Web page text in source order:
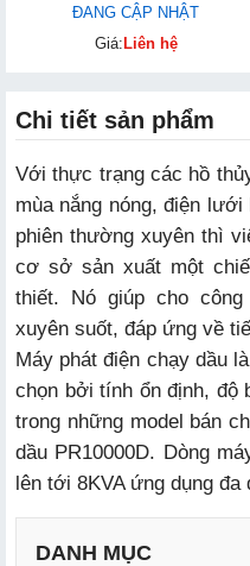
ĐANG CẬP NHẬT
Giá: Liên hệ
Chi tiết sản phẩm
Với thực trạng các hồ
mùa nắng nóng, điện
phiên thường xuyên thì
cơ sở sản xuất một
thiết. Nó giúp cho
xuyên suốt, đáp ứng về
Máy phát điện chạy dầu
chọn bởi tính ổn định, độ
trong những model bán
dầu PR10000D. Dòng
lên tới 8KVA ứng dụng đa
DANH MỤC